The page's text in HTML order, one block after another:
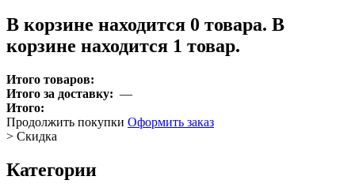
В корзине находится 0 товара. В
корзине находится 1 товар.
Итого товаров:
Итого за доставку: —
Итого:
Продолжить покупки Оформить заказ
> Скидка
Категории